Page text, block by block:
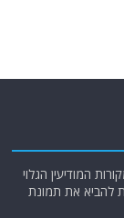
המודיעין הגלוי
להביא את תמונת